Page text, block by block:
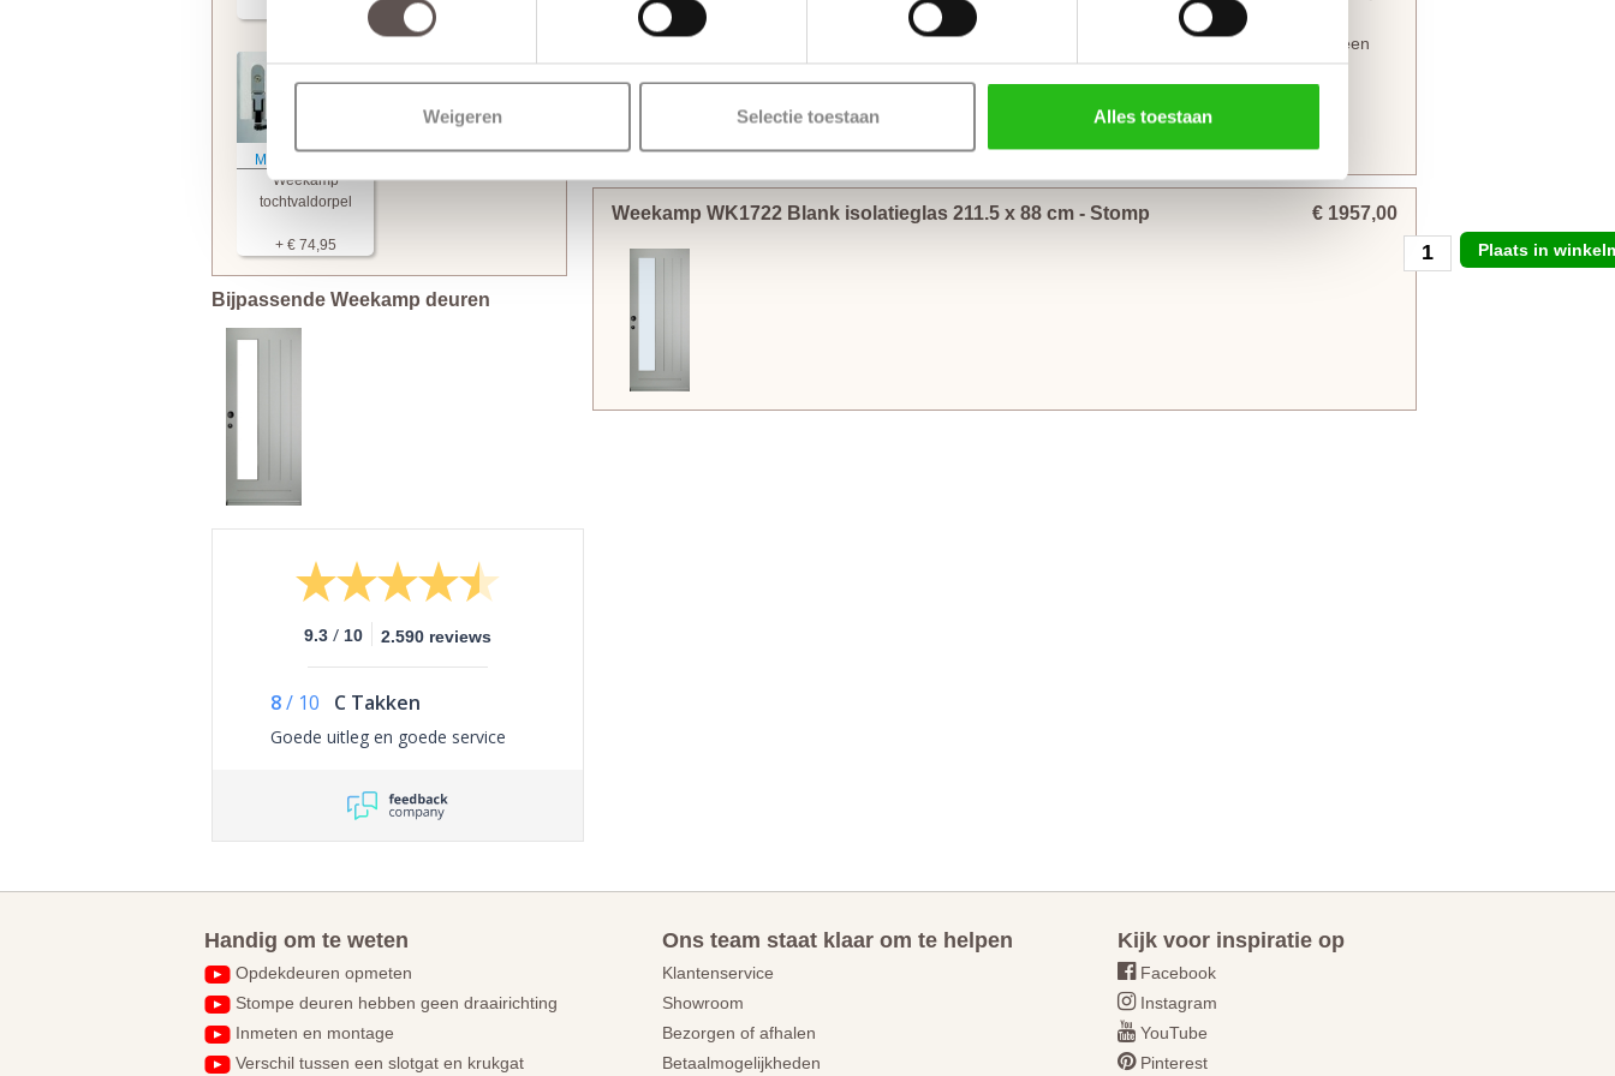
Weigeren Selectie toestaan Alles toestaan
Meer informatie
Weekamp
tochtvaldorpel
+ € 74,95
Bijpassende Weekamp deuren
9.3 / 10 2.590 reviews
8/ 10 C Takken
Goede uitleg en goede service
worden gemonteerd. Voordeuren worden met minimaal 3
kogellagerscharnieren
aan het kozijn
gemonteerd om de deur soepel te laten draaien en kromtrekken tegen te gaan. Voordeuren met een
hoogte van 231.5 cm zijn het beste af te hangen met 4kogellagerscharnieren.
Thuisbezorgd in 50 werkdagen
(Bewerkingen zoals een slotgat of 3-puntsluiting verlengt de levertijd met 4 werkdagen)
Weekamp WK1722 Blank isolatieglas 211.5 x 88 cm - Stomp € 1957,00
Plaats in
Handig om te weten
Opdekdeuren opmeten
Stompe deuren hebben geen draairichting
Inmeten en montage
Verschil tussen een slotgat en krukgat
Ons team staat klaar om te helpen
Klantenservice
Showroom
Bezorgen of afhalen
Betaalmogelijkheden
Kijk voor inspiratie op
Facebook
Instagram
YouTube
Pinterest